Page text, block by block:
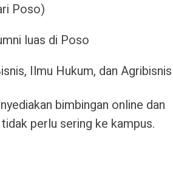
Poso)
luas di Poso
Ilmu Hukum, dan Agribisnis
bimbingan online dan
perlu sering ke kampus.